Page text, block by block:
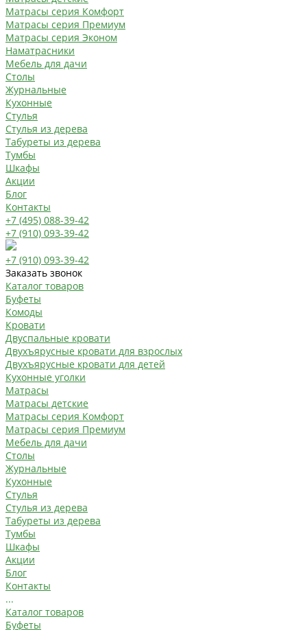
Матрасы серия Комфорт
Матрасы серия Премиум
Матрасы серия Эконом
Наматрасники
Мебель для дачи
Столы
Журнальные
Кухонные
Стулья
Стулья из дерева
Табуреты из дерева
Тумбы
Шкафы
Акции
Блог
Контакты
+7 (495) 088-39-42
+7 (910) 093-39-42
+7 (910) 093-39-42
Заказать звонок
Каталог товаров
Буфеты
Комоды
Кровати
Двуспальные кровати
Двухъярусные кровати для взрослых
Двухъярусные кровати для детей
Кухонные уголки
Матрасы
Матрасы детские
Матрасы серия Комфорт
Матрасы серия Премиум
Мебель для дачи
Столы
Журнальные
Кухонные
Стулья
Стулья из дерева
Табуреты из дерева
Тумбы
Шкафы
Акции
Блог
Контакты
...
Каталог товаров
Буфеты